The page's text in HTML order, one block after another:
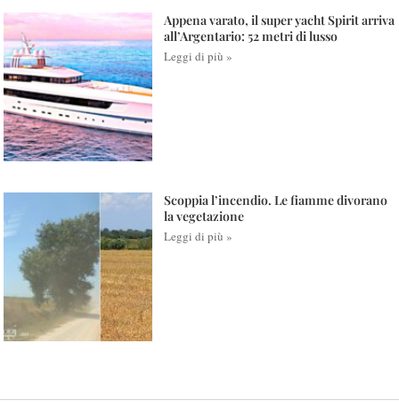
Appena varato, il super yacht Spirit arriva
all’Argentario: 52 metri di lusso
Leggi di più »
Scoppia l’incendio. Le fiamme divorano
la vegetazione
Leggi di più »